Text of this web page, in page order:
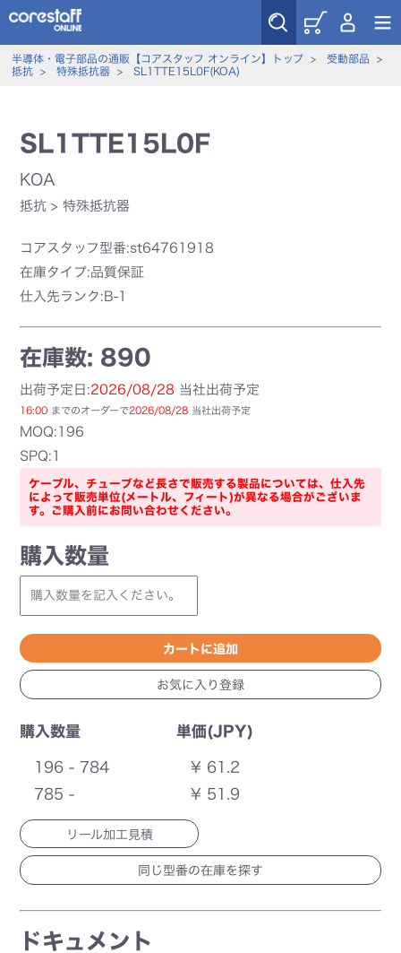
半導体・電子部品の通販【コアスタッフ オンライン】トップ> 受動部品 >
抵抗> 特殊抵抗器> SL1TTE15L0F(KOA)
SL1TTE15L0F
KOA
抵抗 >特殊抵抗器
コアスタッフ型番:st64761918
在庫タイプ:品質保証
仕入先ランク:B-1
在庫数: 890
出荷予定日:2026/08/28 当社出荷予定
16:00 までのオーダーで2026/08/28 当社出荷予定
MOQ:196
SPQ:1
ケーブル、チューブなど長さで販売する製品については、仕入先
によって販売単位(メートル、フィート)が異なる場合がございま
す。ご購入前にお問い合わせください。
購入数量
購入数量 単価(JPY)
196 - 784
¥ 61.2
785 -
¥ 51.9
リール加工見積
ドキュメント